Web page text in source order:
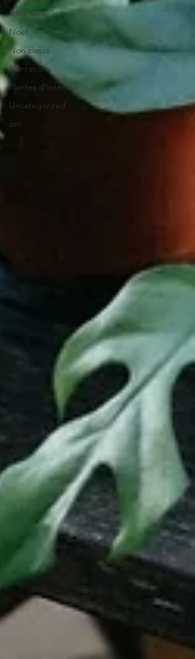
lithotherapie
Noël
Non classé
Plantations
Plantes d’intérieur
Uncategorized
zen